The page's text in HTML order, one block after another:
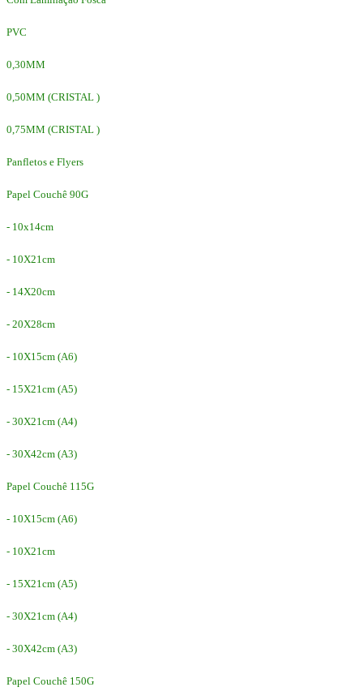
PVC
0,30MM
0,50MM (CRISTAL )
0,75MM (CRISTAL )
Panfletos e Flyers
Papel Couchê 90G
- 10x14cm
- 10X21cm
- 14X20cm
- 20X28cm
- 10X15cm (A6)
- 15X21cm (A5)
- 30X21cm (A4)
- 30X42cm (A3)
Papel Couchê 115G
- 10X15cm (A6)
- 10X21cm
- 15X21cm (A5)
- 30X21cm (A4)
- 30X42cm (A3)
Papel Couchê 150G